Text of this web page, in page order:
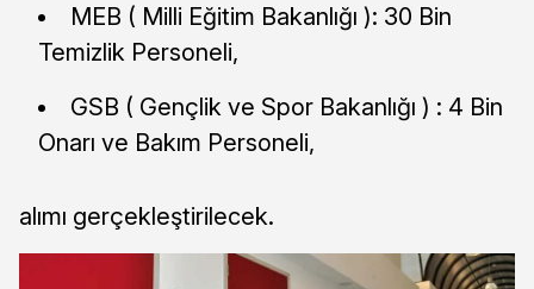
MEB ( Milli Eğitim Bakanlığı ): 30 Bin
Temizlik Personeli,
GSB ( Gençlik ve Spor Bakanlığı ) : 4 Bin
Onarı ve Bakım Personeli,
alımı gerçekleştirilecek.